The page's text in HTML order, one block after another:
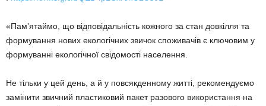
«Пам’ятаймо, що відповідальність кожного за стан довкілля та
формування нових екологічних звичок споживачів є ключовим у
формуванні екологічної свідомості населення.
Не тільки у цей день, а й у повсякденному житті, рекомендуємо
замінити звичний пластиковий пакет разового використання на